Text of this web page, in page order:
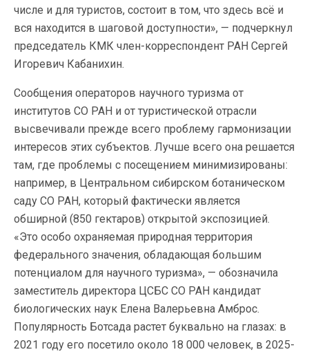
числе и для туристов, состоит в том, что здесь всё и
вся находится в шаговой доступности», — подчеркнул
председатель КМК член-корреспондент РАН Сергей
Игоревич Кабанихин.
Сообщения операторов научного туризма от
институтов СО РАН и от туристической отрасли
высвечивали прежде всего проблему гармонизации
интересов этих субъектов. Лучше всего она решается
там, где проблемы с посещением минимизированы:
например, в Центральном сибирском ботаническом
саду СО РАН, который фактически является
обширной (850 гектаров) открытой экспозицией.
«Это особо охраняемая природная территория
федерального значения, обладающая большим
потенциалом для научного туризма», — обозначила
заместитель директора ЦСБС СО РАН кандидат
биологических наук Елена Валерьевна Амброс.
Популярность Ботсада растет буквально на глазах: в
2021 году его посетило около 18 000 человек, в 2025-